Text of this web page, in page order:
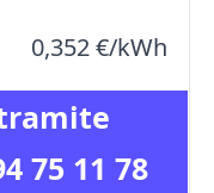
75 11 78
0,352 €/kWh